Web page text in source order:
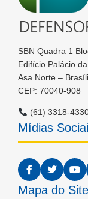
SBN Quadra 1
Edifício Palácio
Asa Norte –
CEP: 70040-908
(61) 3318-
Mídias
Mapa do Site